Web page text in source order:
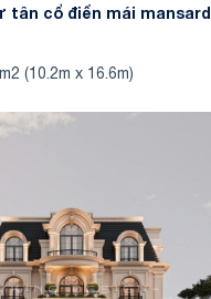
tân cổ điển mái mansard
(10.2m x 16.6m)